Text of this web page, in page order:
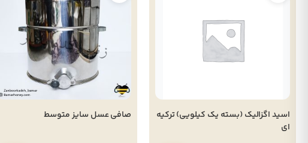
اسید اگزالیک (بسته یک کیلویی) ترکیه
ای
صافی عسل سایز متوسط